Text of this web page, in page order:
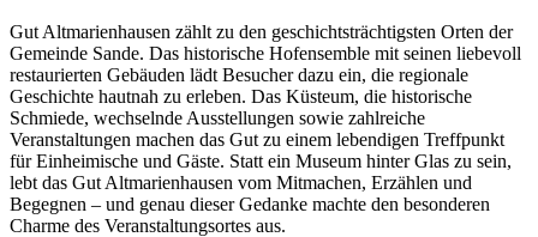
Gut Altmarienhausen zählt zu den geschichtsträchtigsten Orten der
Gemeinde Sande. Das historische Hofensemble mit seinen liebevoll
restaurierten Gebäuden lädt Besucher dazu ein, die regionale
Geschichte hautnah zu erleben. Das Küsteum, die historische
Schmiede, wechselnde Ausstellungen sowie zahlreiche
Veranstaltungen machen das Gut zu einem lebendigen Treffpunkt
für Einheimische und Gäste. Statt ein Museum hinter Glas zu sein,
lebt das Gut Altmarienhausen vom Mitmachen, Erzählen und
Begegnen – und genau dieser Gedanke machte den besonderen
Charme des Veranstaltungsortes aus.